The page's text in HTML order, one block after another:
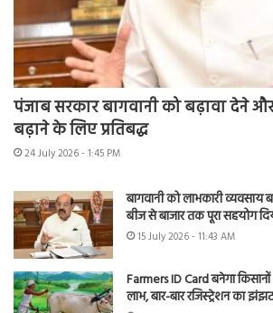
पंजाब सरकार बागवानी को बढ़ावा देने
बढ़ाने के लिए प्रतिबद्ध
24 July 2026 - 1:45 PM
बागवानी को लाभकारी व्यवसाय
बीज से बाजार तक पूरा सहयोग
15 July 2026 - 11:43 AM
Farmers ID Card बनेगा
लाभ, बार-बार रजिस्ट्रेशन का